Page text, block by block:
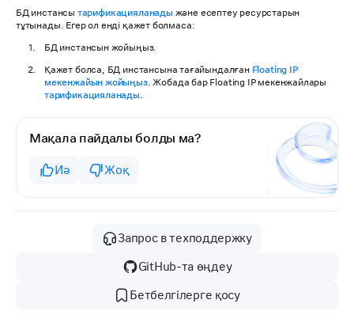
БД инстансы тарификацияланады және есептеу ресурстарын
тұтынады. Егер ол енді қажет болмаса:
БД инстансын жойыңыз.
Қажет болса, БД инстансына тағайындалған Floating IP
мекенжайын жойыңыз. Жобада бар Floating IP мекенжайлары
тарификацияланады.
Мақала пайдалы болды ма?
Иә Жоқ
Запрос в техподдержку
GitHub-та өңдеу
Бетбелгілерге қосу